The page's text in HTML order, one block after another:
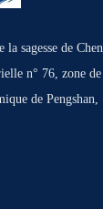
sagesse de
n° 76, zone de
de Pengshan,